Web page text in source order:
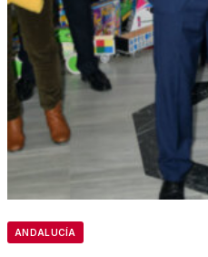
ANDALUCÍA